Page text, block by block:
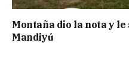
Montaña dio la nota y
Mandiyú